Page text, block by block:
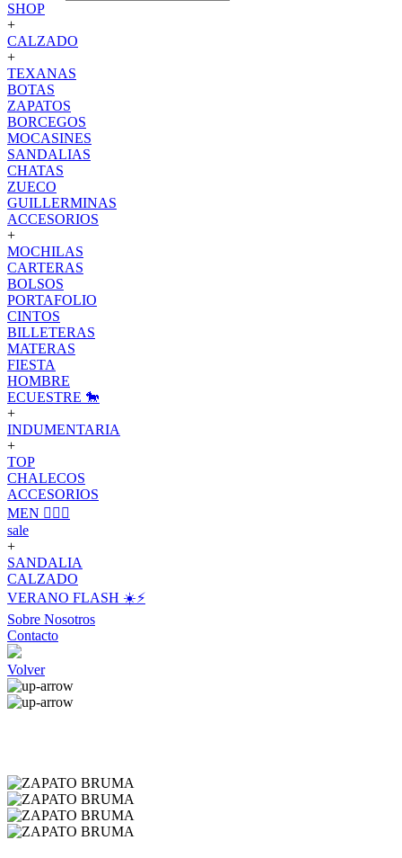
SHOP
+
CALZADO
+
TEXANAS
BOTAS
ZAPATOS
BORCEGOS
MOCASINES
SANDALIAS
CHATAS
ZUECO
GUILLERMINAS
ACCESORIOS
+
MOCHILAS
CARTERAS
BOLSOS
PORTAFOLIO
CINTOS
BILLETERAS
MATERAS
FIESTA
HOMBRE
ECUESTRE 🐎
+
INDUMENTARIA
+
TOP
CHALECOS
ACCESORIOS
MEN 🙋🏽‍♂️
sale
+
SANDALIA
CALZADO
VERANO FLASH ☀️⚡️
Sobre Nosotros
Contacto
Volver